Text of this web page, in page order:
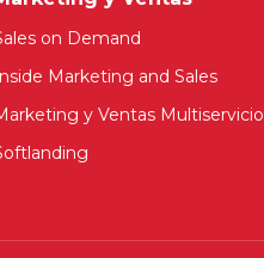
on Demand
Marketing and Sales
y Ventas Multiservicio